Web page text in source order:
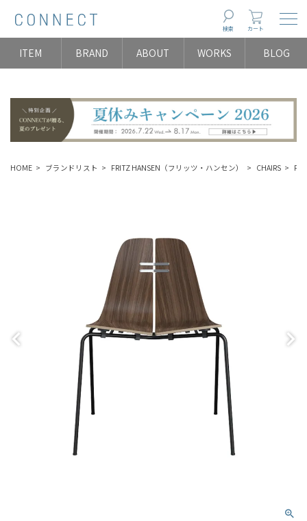
検索 カート
ITEM BRAND ABOUT WORKS BLOG
HOME ブランドリスト FRITZ HANSEN（フリッツ・ハンセン） CHAIRS